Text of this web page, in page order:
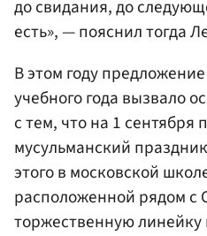
до свидания, до
есть», — пояснил тогда
В этом году
учебного года вызвало
с тем, что на 1 сентября
мусульманский
этого в московской
расположенной рядом с
торжественную линейку